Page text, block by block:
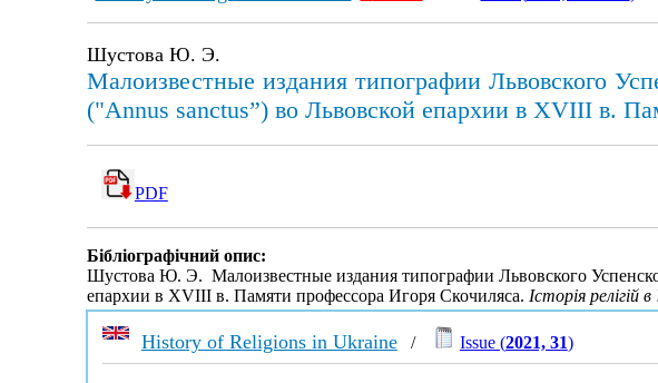
Шустова Ю. Э.
Малоизвестные издания типографии Львовского
("Annus sanctus”) во Львовской епархии в XVIII в.
PDF
Бібліографічний опис:
Шустова Ю. Э. Малоизвестные издания типографии Львовского
епархии в XVIII в. Памяти профессора Игоря Скочиляса. Історія релігій в
History of Religions in Ukraine/ Issue (2021, 31)